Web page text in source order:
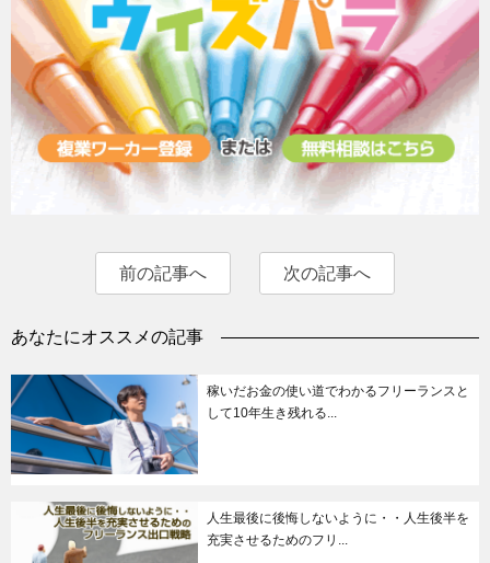
前の記事へ 次の記事へ
あなたにオススメの記事
稼いだお金の使い道でわかるフリーランスと
して10年生き残れる...
人生最後に後悔しないように・・人生後半を
充実させるためのフリ...